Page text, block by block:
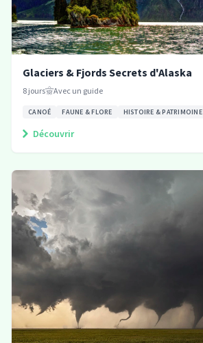
Glaciers & Fjords Secrets d'Alaska
8 jours Avec un guide
CANOÉ FAUNE & FLORE HISTOIRE & PATRIMOINE
Découvrir